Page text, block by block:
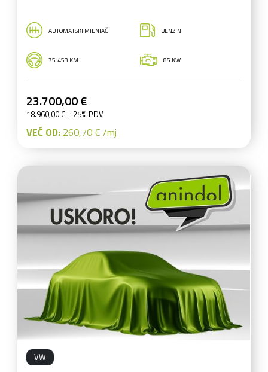
AUTOMATSKI MJENJAČ BENZIN
75.453 KM 85 KW
23.700,00 €
18.960,00 € + 25% PDV
VEĆ OD: 260,70 € /mj
VW